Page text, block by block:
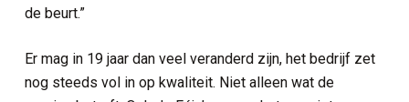
de beurt.”
Er mag in 19 jaar dan veel veranderd zijn, het bedrijf zet
nog steeds vol in op kwaliteit. Niet alleen wat de